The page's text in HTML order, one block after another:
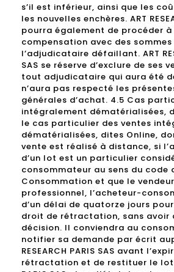
s’il est inférieur, ainsi que les
les nouvelles enchères. ART
pourra également de procéder
compensation avec des sommes
l’adjudicataire défaillant. ART
SAS se réserve d’exclure de ses
tout adjudicataire qui aura été
n’aura pas respecté les
générales d’achat. 4.5 Cas
intégralement dématérialisées,
le cas particulier des ventes
dématérialisées, dites Online,
vente est réalisé à distance, si
d’un lot est un particulier
consommateur au sens du code
Consommation et que le
professionnel, l’acheteur-
d’un délai de quatorze jours
droit de rétractation, sans avoir
décision. Il conviendra au
notifier sa demande par écrit
RESEARCH PARIS SAS avant
rétractation et de restituer le lot à